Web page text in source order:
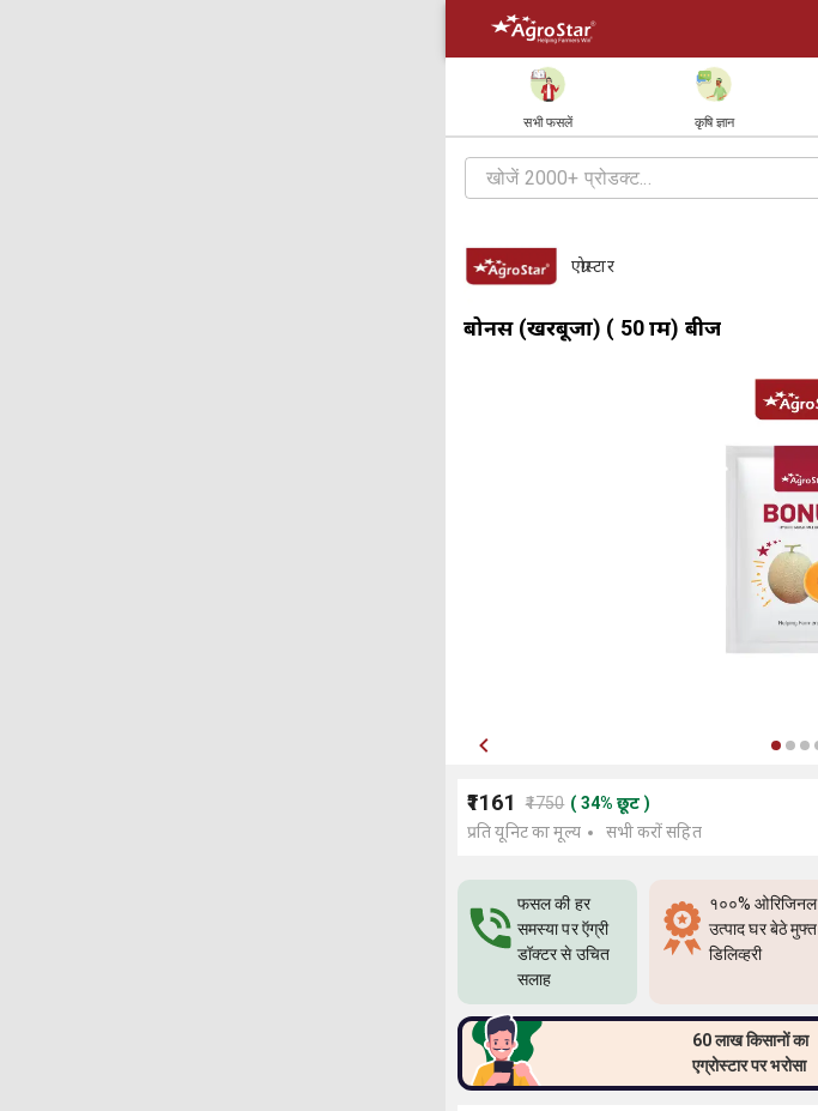
सभी फसलें कृषि ज्ञान
एग्रोस्टार
बोनस (खरबूजा) ( 50 ग्राम) बीज
₹1161 ₹1750 ( 34% छूट )
प्रति यूनिट का मूल्य
सभी करों सहित
फसल की हर
समस्या पर ऍग्री
डॉक्टर से उचित
सलाह
१००% ओरिजिनल
उत्पाद घर बेठे मुफ्त
डिलिव्हरी
60 लाख किसानों का
एग्रोस्टार पर भरोसा